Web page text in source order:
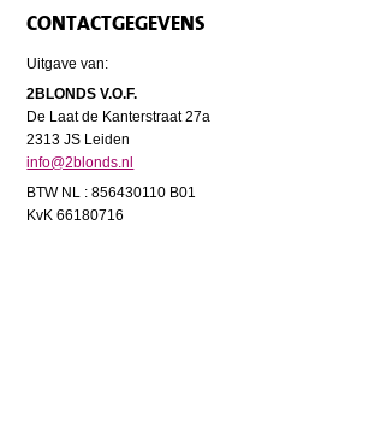
CONTACTGEGEVENS
Uitgave van:
2BLONDS V.O.F.
De Laat de Kanterstraat 27a
2313 JS Leiden
info@2blonds.nl
BTW NL : 856430110 B01
KvK 66180716